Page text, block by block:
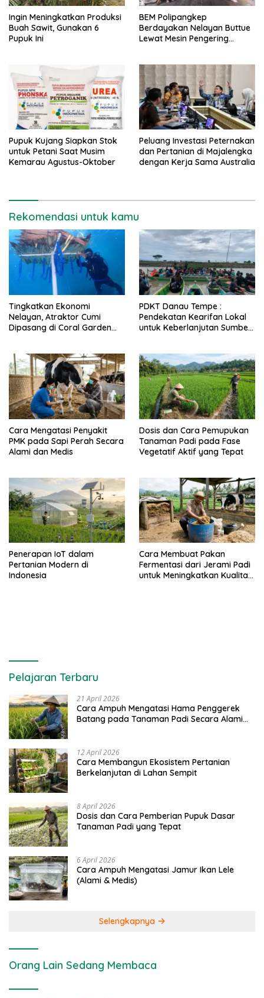
Ingin Meningkatkan Produksi
Buah Sawit, Gunakan 6
Pupuk Ini
BEM Polipangkep
Berdayakan Nelayan Buttue
Lewat Mesin Pengering
Pupuk Kujang Siapkan Stok
untuk Petani Saat Musim
Kemarau Agustus-Oktober
Peluang Investasi Peternakan
dan Pertanian di Majalengka
dengan Kerja Sama Australia
Rekomendasi untuk kamu
Tingkatkan Ekonomi
Nelayan, Atraktor Cumi
Dipasang di Coral Garden
PDKT Danau Tempe :
Pendekatan Kearifan Lokal
untuk Keberlanjutan Sumber
Cara Mengatasi Penyakit
PMK pada Sapi Perah Secara
Alami dan Medis
Dosis dan Cara Pemupukan
Tanaman Padi pada Fase
Vegetatif Aktif yang Tepat
Penerapan IoT dalam
Pertanian Modern di
Indonesia
Cara Membuat Pakan
Fermentasi dari Jerami Padi
untuk Meningkatkan Kualitas
Pelajaran Terbaru
21 April 2026
Cara Ampuh Mengatasi Hama Penggerek
Batang pada Tanaman Padi Secara Alami
12 April 2026
Cara Membangun Ekosistem Pertanian
Berkelanjutan di Lahan Sempit
8 April 2026
Dosis dan Cara Pemberian Pupuk Dasar
Tanaman Padi yang Tepat
6 April 2026
Cara Ampuh Mengatasi Jamur Ikan Lele
(Alami & Medis)
Selengkapnya
Orang Lain Sedang Membaca